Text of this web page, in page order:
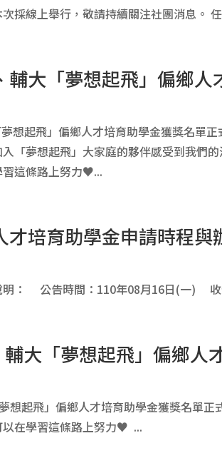
採線上舉行，敬請持續關注社團消息。
輔大「夢想起飛」偏鄉人
想起飛」偏鄉人才培育助學金獲獎名單
「夢想起飛」大家庭的夥伴感受到我
這條路上努力♥...
才培育助學金申請時程與
明： 公告時間：110年08月16日(一) 收
大「夢想起飛」偏鄉人
想起飛」偏鄉人才培育助學金獲獎名單
以在學習這條路上努力♥ ...